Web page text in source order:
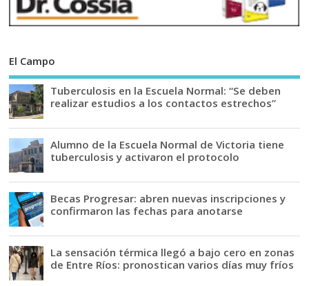
El Campo
Tuberculosis en la Escuela Normal: “Se deben
realizar estudios a los contactos estrechos”
Alumno de la Escuela Normal de Victoria tiene
tuberculosis y activaron el protocolo
Becas Progresar: abren nuevas inscripciones y
confirmaron las fechas para anotarse
La sensación térmica llegó a bajo cero en zonas
de Entre Ríos: pronostican varios días muy fríos